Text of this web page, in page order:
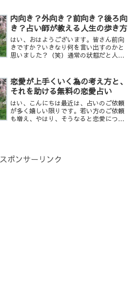
らじゃないですか？今、この瞬間、お金
が沢山あったら、住める家...
内向き？外向き？前向き？後ろ向
き？占い師が教える人生の歩き方
はい、おはようございます。皆さん前向
きですか？いきなり何を言い出すのかと
思いました？（笑）通常の状態だと人は
ないので、外を向くだけで前にしか向け
ません。でも、後悔したり...
恋愛が上手くいく為の考え方と、
それを助ける無料の恋愛占い
はい、こんにちは最近は、占いのご依頼
が多く嬉しい限りです。若い方のご依頼
も増え、やはり、そうなると恋愛につい
スポンサーリンク